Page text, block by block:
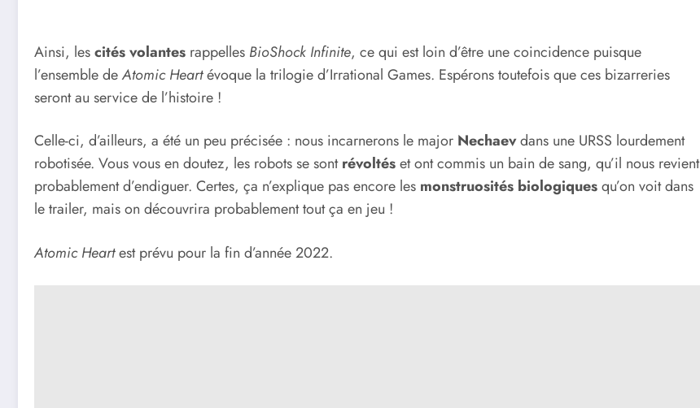
Ainsi, lescitésvolantes rappelles BioShock Infinite, ce qui est loin d’être une coincidence puisque
l’ensemble deAtomic Heartévoque la trilogie d’Irrational Games. Espérons toutefois que ces bizarreries
seront au service de l’histoire !
Celle-ci, d’ailleurs, a été un peu précisée : nous incarnerons le major Nechaevdans une URSS lourdement
robotisée. Vous vous en doutez, les robots se sontrévoltéset ont commis un bain de sang, qu’il nous revient
probablement d’endiguer. Certes, ça n’explique pas encore les monstruosités biologiquesqu’on voit dans
le trailer, mais on découvrira probablement tout ça en jeu !
Atomic Heartest prévu pour la fin d’année 2022.